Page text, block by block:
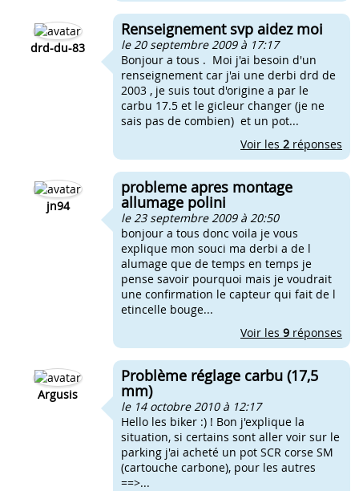
drd-du-83
Renseignement svp aidez moi
le 20 septembre 2009 à 17:17
Bonjour a tous . Moi j'ai besoin d'un
renseignement car j'ai une derbi drd de
2003 , je suis tout d'origine a par le
carbu 17.5 et le gicleur changer (je ne
sais pas de combien) et un pot...
Voir les 2 réponses
jn94
probleme apres montage
allumage polini
le 23 septembre 2009 à 20:50
bonjour a tous donc voila je vous
explique mon souci ma derbi a de l
alumage que de temps en temps je
pense savoir pourquoi mais je voudrait
une confirmation le capteur qui fait de l
etincelle bouge...
Voir les 9 réponses
Argusis
Problème réglage carbu (17,5
mm)
le 14 octobre 2010 à 12:17
Hello les biker :) ! Bon j'explique la
situation, si certains sont aller voir sur le
parking j'ai acheté un pot SCR corse SM
(cartouche carbone), pour les autres
==>...